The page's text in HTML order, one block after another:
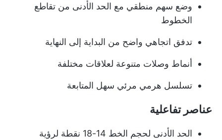
وضع سهم منطقي مع الحد الأدنى من تقاطع
الخطوط
تدفق اتجاهي واضح من البداية إلى النهاية
أنماط وصلات متنوعة لعلاقات مختلفة
تسلسل هرمي مرئي سهل المتابعة
عناصر تفاعلية
الحد الأدنى لحجم الخط 14-18 نقطة لرؤية